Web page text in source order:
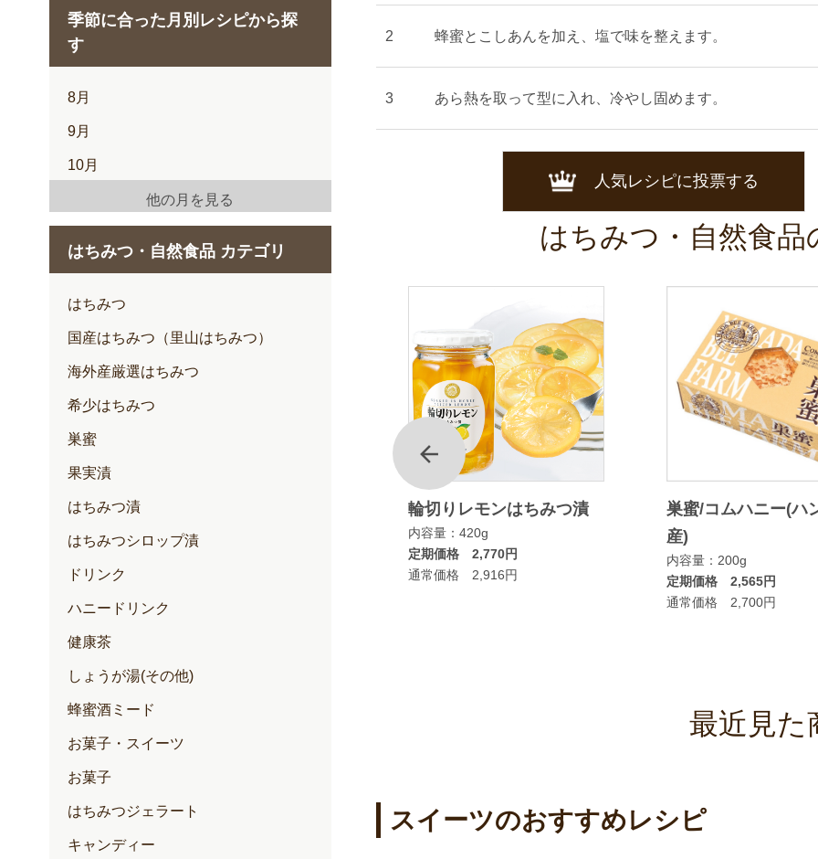
蜂蜜とこしあんを加え、塩で味を整えます。
あら熱を取って型に入れ、冷やし固めます。
人気レシピに投票する
はちみつ・自然食
前
100+(クリー
内容量：500ml入
輪切りレモンはちみつ漬
内容量：420g
定期価格 2,770円
通常価格 2,916円
巣蜜/コムハニー(ハ
産)
内容量：200g
定期価格 2,565円
通常価格 2,700円
最近見た
スイーツのおすすめレシピ
季節に合った月別レシピから探
す
8月
9月
10月
2月
3月
4月
5月
6月
7月
他の月を見る
はちみつ・自然食品 カテゴリ
はちみつ
国産はちみつ（里山はちみつ）
海外産厳選はちみつ
希少はちみつ
巣蜜
果実漬
はちみつ漬
はちみつシロップ漬
ドリンク
ハニードリンク
健康茶
しょうが湯(その他)
蜂蜜酒ミード
お菓子・スイーツ
お菓子
はちみつジェラート
キャンディー